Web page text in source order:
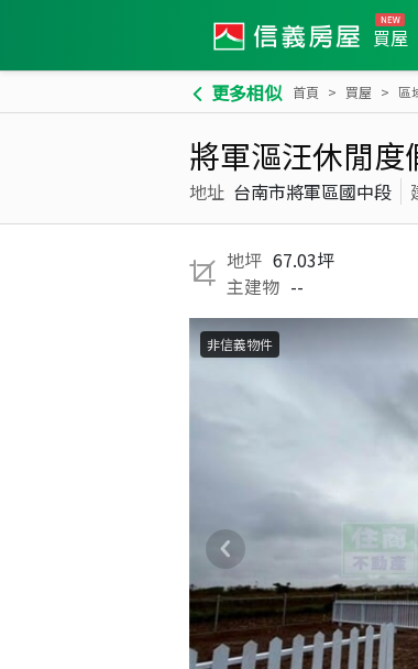
買屋
更多相似 首頁 買屋 區
將軍漚汪休閒度
地址 台南市將軍區國中段
地坪 67.03坪
主建物 --
非信義物件